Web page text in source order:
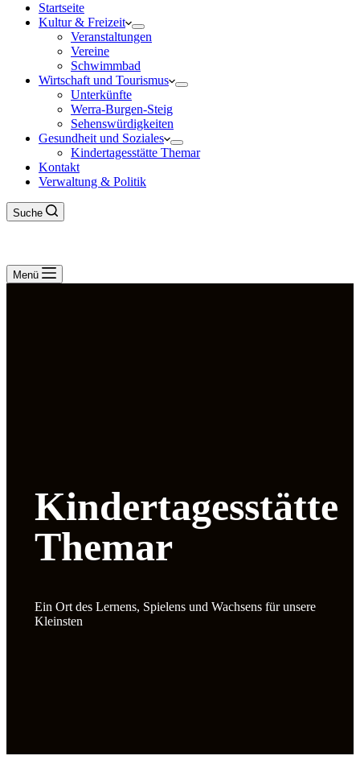
Startseite
Kultur & Freizeit
Veranstaltungen
Vereine
Schwimmbad
Wirtschaft und Tourismus
Unterkünfte
Werra-Burgen-Steig
Sehenswürdigkeiten
Gesundheit und Soziales
Kindertagesstätte Themar
Kontakt
Verwaltung & Politik
Suche
Menü
Kindertagesstätte
Themar
Ein Ort des Lernens, Spielens und Wachsens für unsere
Kleinsten